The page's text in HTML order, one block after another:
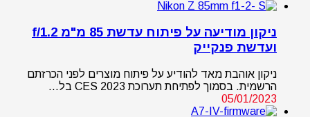
ניקון מודיעה על פיתוח עדשת 85 מ"מ f/1.2
ועדשת פנקייק
ניקון אוהבת מאד להודיע על פיתוח מוצרים לפני הכרזתם
הרשמית. בסמוך לפתיחת תערוכת CES 2023 בל…
05/01/2023